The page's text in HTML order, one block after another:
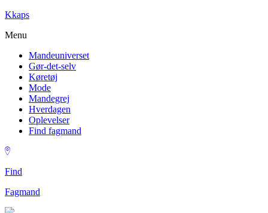
Kkaps
Menu
Mandeuniverset
Gør-det-selv
Køretøj
Mode
Mandegrej
Hverdagen
Oplevelser
Find fagmand
Find
Fagmand